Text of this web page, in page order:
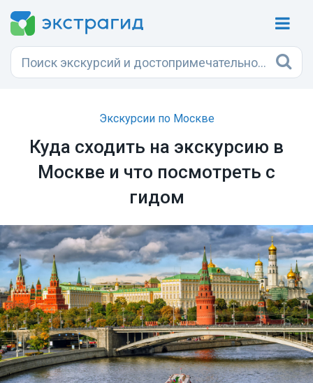
Экскурсии по Москве
Куда сходить на экскурсию в
Москве и что посмотреть с
гидом